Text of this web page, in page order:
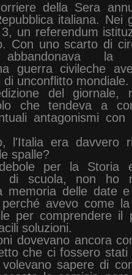
della Sera
italiana. Nei
un referendum
Con uno scarto di
la
guerra civileche
unconflitto mondiale.
del giornale,
che tendeva a
antagonismi con
l'Italia era davvero
spalle?
per la Storia
di scuola, non ho
memoria delle date
avevo come la
per comprendere il
soluzioni.
dovevano ancora
che ci fossero stati
sapere di